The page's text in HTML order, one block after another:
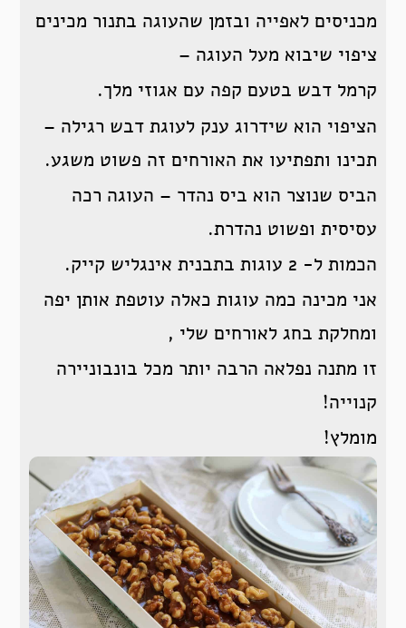
מכניסים לאפייה ובזמן שהעוגה בתנור מכינים
ציפוי שיבוא מעל העוגה –
קרמל דבש בטעם קפה עם אגוזי מלך.
הציפוי הוא שידרוג ענק לעוגת דבש רגילה –
תכינו ותפתיעו את האורחים זה פשוט משגע.
הביס שנוצר הוא ביס נהדר – העוגה רכה
עסיסית ופשוט נהדרת.
הכמות ל- 2 עוגות בתבנית אינגליש קייק.
אני מכינה כמה עוגות כאלה עוטפת אותן יפה
ומחלקת בחג לאורחים שלי ,
זו מתנה נפלאה הרבה יותר מכל בונבוניירה
קנוייה!
מומלץ!